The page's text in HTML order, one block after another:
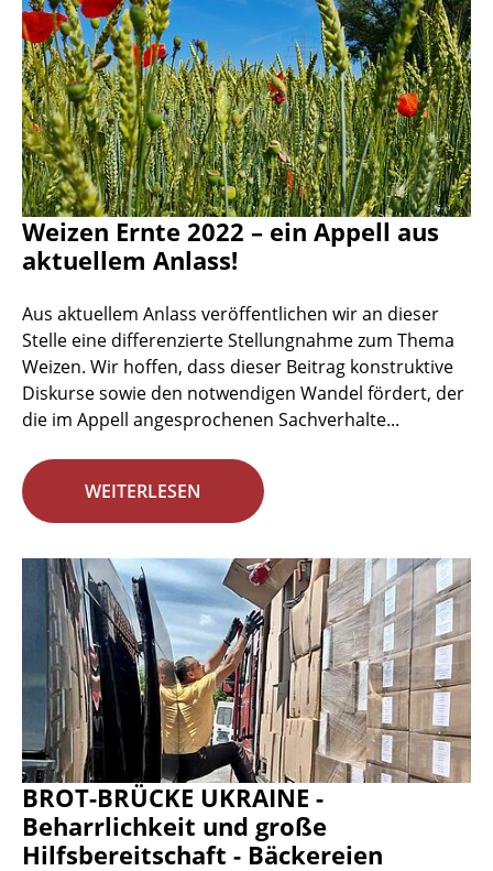
Weizen Ernte 2022 – ein Appell aus
aktuellem Anlass!
Aus aktuellem Anlass veröffentlichen wir an dieser
Stelle eine differenzierte Stellungnahme zum Thema
Weizen. Wir hoffen, dass dieser Beitrag konstruktive
Diskurse sowie den notwendigen Wandel fördert, der
die im Appell angesprochenen Sachverhalte...
WEITERLESEN
BROT-BRÜCKE UKRAINE -
Beharrlichkeit und große
Hilfsbereitschaft - Bäckereien